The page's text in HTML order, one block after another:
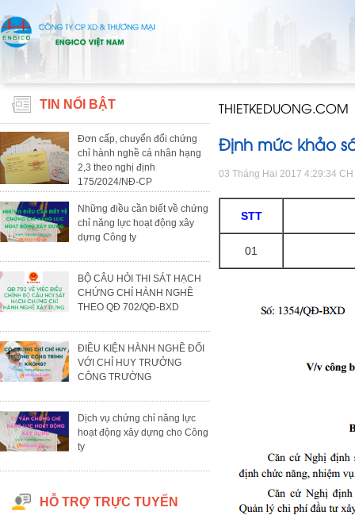
TIN NỔI BẬT
Đơn cấp, chuyển đổi chứng
chỉ hành nghề cá nhân hạng
2,3 theo nghị định
175/2024/NĐ-CP
Những điều cần biết về chứng
chỉ năng lực hoạt động xây
dựng Công ty
BỘ CÂU HỎI THI SÁT HẠCH
CHỨNG CHỈ HÀNH NGHỀ
THEO QĐ 702/QĐ-BXD
ĐIỀU KIỆN HÀNH NGHỀ ĐỐI
VỚI CHỈ HUY TRƯỞNG
CÔNG TRƯỜNG
Dịch vụ chứng chỉ năng lực
hoạt động xây dựng cho Công
ty
HỖ TRỢ TRỰC TUYẾN
THIETKEDUONG.COM
Định mức khảo
03 Tháng Hai 2017 4:29:34 CH
STT
01